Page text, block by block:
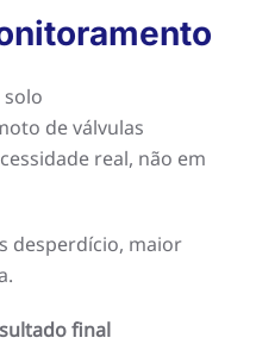
solo
de válvulas
real, não em
desperdício, maior
final